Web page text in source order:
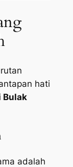
hati
Bulak
adalah